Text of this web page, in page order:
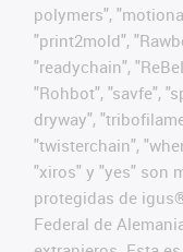
polymers",
"print2mold",
"readychain",
"Rohbot", "savfe",
dryway",
"twisterchain",
"xiros" y "yes" son
protegidas de
Federal de